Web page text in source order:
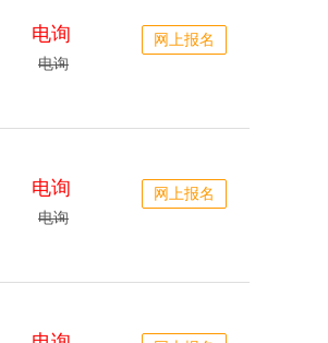
网上报名
电询
电询
网上报名
电询
电询